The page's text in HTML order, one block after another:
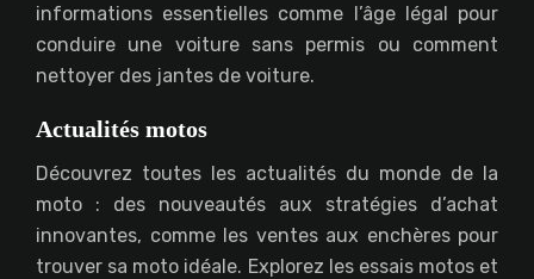
informations essentielles comme l’âge légal pour
conduire une voiture sans permis ou comment
nettoyer des jantes de voiture.
Actualités motos
Découvrez toutes les actualités du monde de la
moto : des nouveautés aux stratégies d’achat
innovantes, comme les ventes aux enchères pour
trouver sa moto idéale. Explorez les essais motos et